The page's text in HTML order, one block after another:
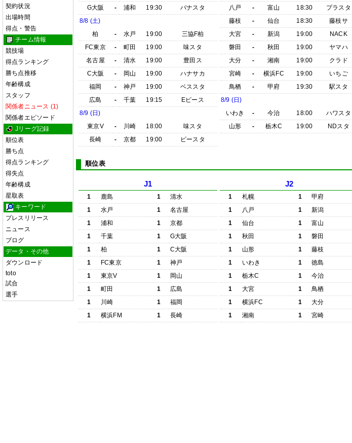
契約状況
出場時間
得点・警告
チーム情報
競技場
得点ランキング
勝ち点推移
年齢構成
スタッフ
関係者ニュース (1)
関係者エピソード
Jリーグ記録
順位表
勝ち点
得点ランキング
得失点
年齢構成
星取表
キーワード
プレスリリース
ニュース
ブログ
データ・その他
ダウンロード
toto
試合
選手
G大阪
- 浦和 19:30
パナスタ
8/8 (土)
柏
- 水戸 19:00
三協F柏
FC東京
- 町田 19:00
味スタ
名古屋
- 清水 19:00
豊田ス
C大阪
- 岡山 19:00
ハナサカ
福岡
- 神戸 19:00
ベススタ
広島
- 千葉 19:15
Eピース
8/9 (日)
東京V
- 川崎 18:00
味スタ
長崎
- 京都 19:00 ピースタ
八戸
- 富山 18:30
プラスタ
藤枝
- 仙台 18:30
藤枝サ
大宮
- 新潟 19:00
NACK
磐田
- 秋田 19:00
ヤマハ
大分
- 湘南 19:00
クラド
宮崎
- 横浜FC 19:00
いちご
鳥栖
- 甲府 19:30
駅スタ
8/9 (日)
いわき
- 今治 18:00
ハワスタ
山形
- 栃木C 19:00 NDスタ
順位表
J1
1 鹿島 1
清水
1
水戸 1
名古屋
1
浦和 1
京都
1
千葉 1
G大阪
1
柏 1
C大阪
1
FC東京 1
神戸
1
東京V 1
岡山
1
町田 1
広島
1
川崎 1
福岡
1
横浜FM 1 長崎
J2
1 札幌 1
甲府
1
八戸 1
新潟
1
仙台 1
富山
1
秋田 1
磐田
1
山形 1
藤枝
1
いわき 1
徳島
1
栃木C 1
今治
1
大宮 1
鳥栖
1
横浜FC 1
大分
1
湘南 1 宮崎